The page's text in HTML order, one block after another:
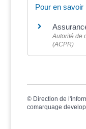
Pour en savoir
Autorité de
(ACPR)
© Direction de
comarquage